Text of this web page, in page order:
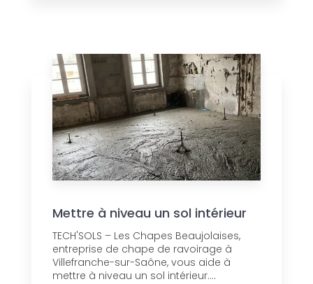
Mettre à niveau un sol intérieur
TECH'SOLS – Les Chapes Beaujolaises,
entreprise de chape de ravoirage à
Villefranche-sur-Saône, vous aide à
mettre à niveau un sol intérieur....